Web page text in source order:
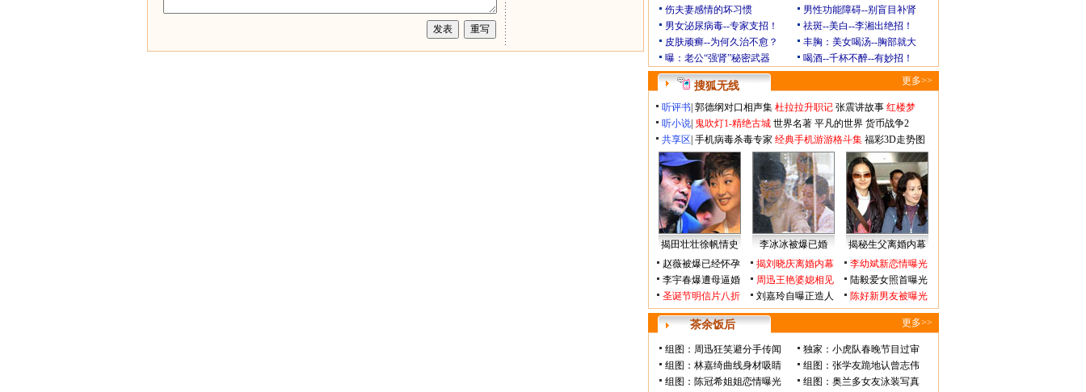
伤夫妻感情的坏习惯
男性功能障碍--别盲目补肾
男女泌尿病毒--专家支招！
祛斑--美白--李湘出绝招！
皮肤顽癣--为何久治不愈？
丰胸：美女喝汤--胸部就大
曝：老公“强肾”秘密武器
喝酒--千杯不醉--有妙招！
搜狐无线 更多>>
听评书 郭德纲对口相声集 杜拉拉升职记 张震讲故事 红楼梦
听小说 鬼吹灯1-精绝古城 世界名著 平凡的世界 货币战争2
共享区 手机病毒杀毒专家 经典手机游游格斗集 福彩3D走势图
揭田壮壮徐帆情史 李冰冰被爆已婚
揭秘生父离婚内幕
赵薇被爆已经怀孕
揭刘晓庆离婚内幕
李幼斌新恋情曝光
李宇春爆遭母逼婚
周迅王艳婆媳相见
陆毅爱女照首曝光
圣诞节明信片八折
刘嘉玲自曝正造人 陈好新男友被曝光
茶余饭后 更多>>
组图：周迅狂笑避分手传闻
独家：小虎队春晚节目过审
组图：林嘉绮曲线身材吸睛
组图：张学友跪地认曾志伟
组图：陈冠希姐姐恋情曝光
组图：奥兰多女友泳装写真